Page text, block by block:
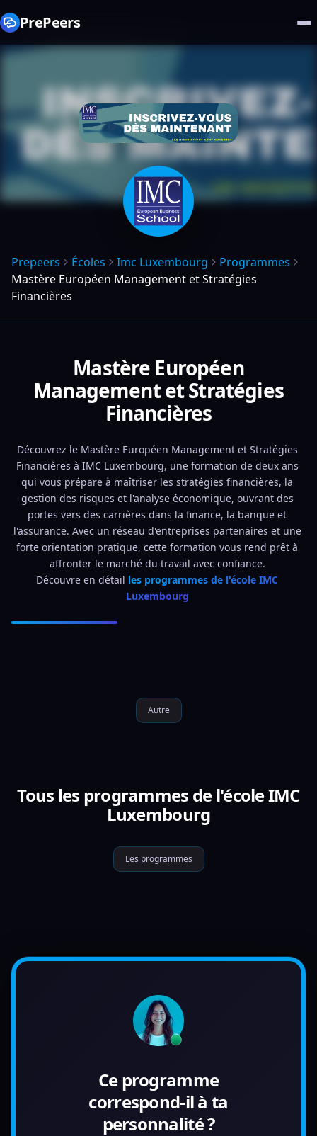
PrePeers
Prepeers Écoles Imc Luxembourg
Programmes
Mastère Européen Management et Stratégies
Financières
Mastère Européen
Management et Stratégies
Financières
Découvrez le Mastère Européen Management et Stratégies
Financières à IMC Luxembourg, une formation de deux ans
qui vous prépare à maîtriser les stratégies financières, la
gestion des risques et l'analyse économique, ouvrant des
portes vers des carrières dans la finance, la banque et
l'assurance. Avec un réseau d'entreprises partenaires et une
forte orientation pratique, cette formation vous rend prêt à
affronter le marché du travail avec confiance.
Découvre en détail les programmes de l'école IMC
Luxembourg
Autre
Tous les programmes de l'école IMC
Luxembourg
Les programmes
Ce programme
correspond-il à ta
personnalité ?